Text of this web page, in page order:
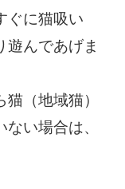
ぐに猫吸い
遊んであげま
（地域猫）
い場合は、